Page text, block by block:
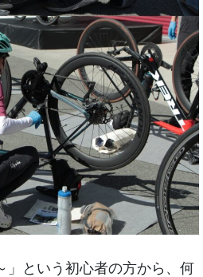
」という初心者の方から、何